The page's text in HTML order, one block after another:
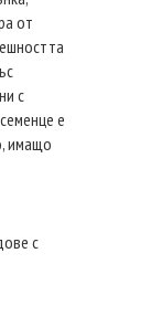
от
с
е
имащо
с